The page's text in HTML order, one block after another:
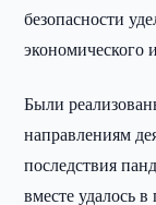
безопасности
экономического
Были
направлениям
последствия
вместе удалось